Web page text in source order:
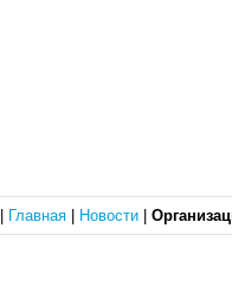
Главная Новости